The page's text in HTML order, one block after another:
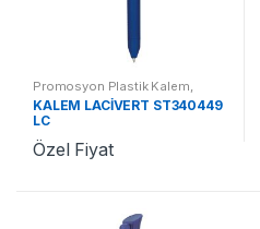
Promosyon Plastik Kalem
Promosyon Kalemler
KALEM LACİVERT ST340449
LC
Özel Fiyat